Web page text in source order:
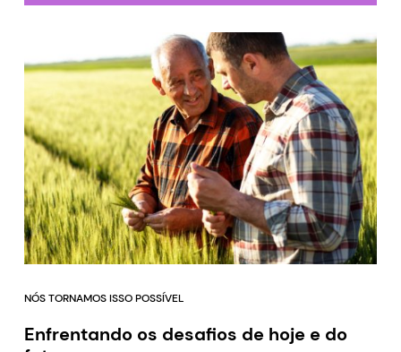
NÓS TORNAMOS ISSO POSSÍVEL
Enfrentando os desafios de hoje e do